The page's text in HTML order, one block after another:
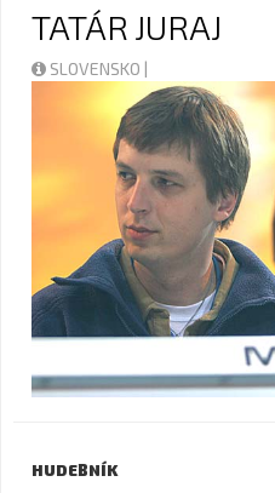
TATÁR JURAJ
SLOVENSKO |
HUDEBNÍK